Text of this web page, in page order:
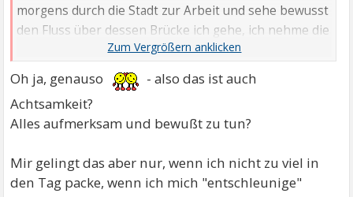
morgens durch die Stadt zur Arbeit und sehe bewusst
den Fluss über dessen Brücke ich gehe, ich nehme die
Enten wahr und höre dem Konzert der V.ö.g.e.l zu.
Ich bin im hier und jetzt und sehe, fühle, höre usw im
Moment und nehme auf, was mir begegnet, gehe
weiter bis mir das nächste begegnet. Genauso kann
und schmecke intensiv, genieße.
:
Oh ja, genauso
- also das ist auch
Achtsamkeit?
Alles aufmerksam und bewußt zu tun?
Mir gelingt das aber nur, wenn ich nicht zu viel in
den Tag packe, wenn ich mich "entschleunige"